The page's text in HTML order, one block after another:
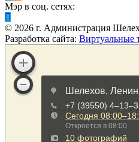
Мэр в соц. сетях:
© 2026 г. Администрация
Разработка сайта: Виртуальные